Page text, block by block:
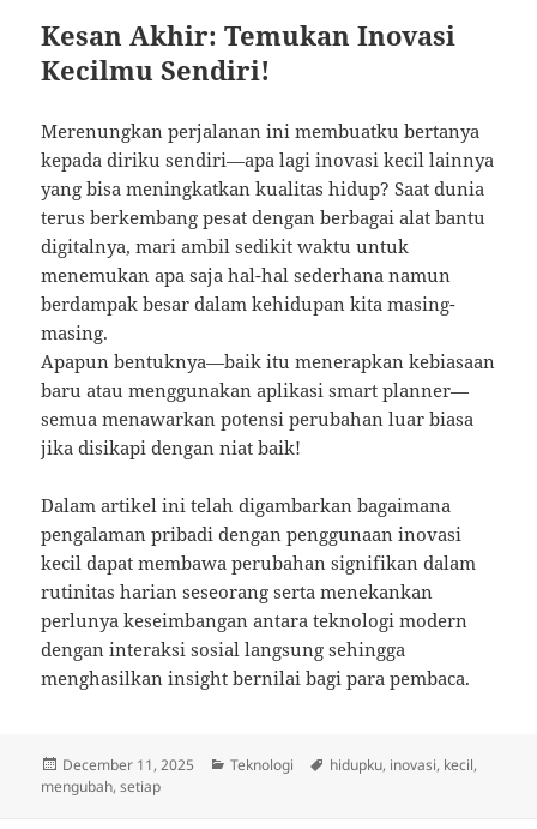
Kesan Akhir: Temukan Inovasi
Kecilmu Sendiri!
Merenungkan perjalanan ini membuatku bertanya
kepada diriku sendiri—apa lagi inovasi kecil lainnya
yang bisa meningkatkan kualitas hidup? Saat dunia
terus berkembang pesat dengan berbagai alat bantu
digitalnya, mari ambil sedikit waktu untuk
menemukan apa saja hal-hal sederhana namun
berdampak besar dalam kehidupan kita masing-
masing.
Apapun bentuknya—baik itu menerapkan kebiasaan
baru atau menggunakan aplikasi smart planner—
semua menawarkan potensi perubahan luar biasa
jika disikapi dengan niat baik!
Dalam artikel ini telah digambarkan bagaimana
pengalaman pribadi dengan penggunaan inovasi
kecil dapat membawa perubahan signifikan dalam
rutinitas harian seseorang serta menekankan
perlunya keseimbangan antara teknologi modern
dengan interaksi sosial langsung sehingga
menghasilkan insight bernilai bagi para pembaca.
Posted
on
December 11, 2025 Categories
Teknologi Tags
hidupku, inovasi, kecil,
mengubah,setiap